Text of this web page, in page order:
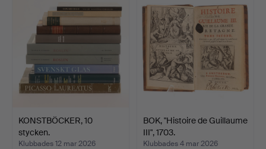
KONSTBÖCKER, 10
stycken.
Klubbades 12 mar 2026
BOK, "Histoire de Guillaume
III", 1703.
Klubbades 4 mar 2026